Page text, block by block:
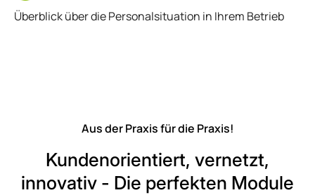
Überblick über die Personalsituation in Ihrem Betrieb
Aus der Praxis für die Praxis!
Kundenorientiert, vernetzt,
innovativ - Die perfekten Module